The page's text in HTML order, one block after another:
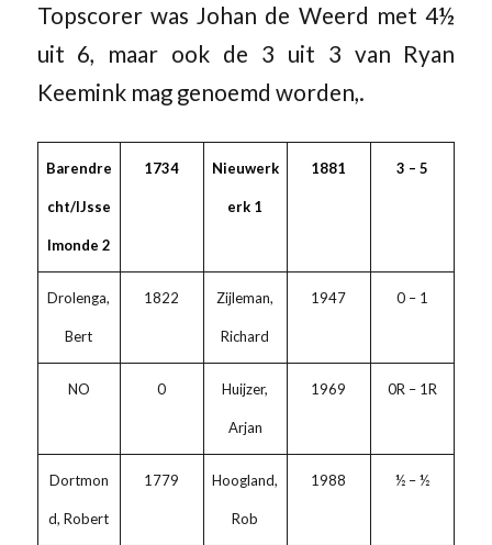
Topscorer was Johan de Weerd met 4½
uit 6, maar ook de 3 uit 3 van Ryan
Keemink mag genoemd worden,.
Barendre
cht/IJsse
lmonde 2
1734 Nieuwerk
erk 1
1881 3 – 5
Drolenga,
Bert
1822 Zijleman,
Richard
1947 0 – 1
NO 0 Huijzer,
Arjan
1969 0R – 1R
Dortmon
d, Robert
1779 Hoogland,
Rob
1988 ½ – ½